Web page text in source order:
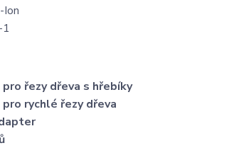
Ion
řezy dřeva s hřebíky
rychlé řezy dřeva